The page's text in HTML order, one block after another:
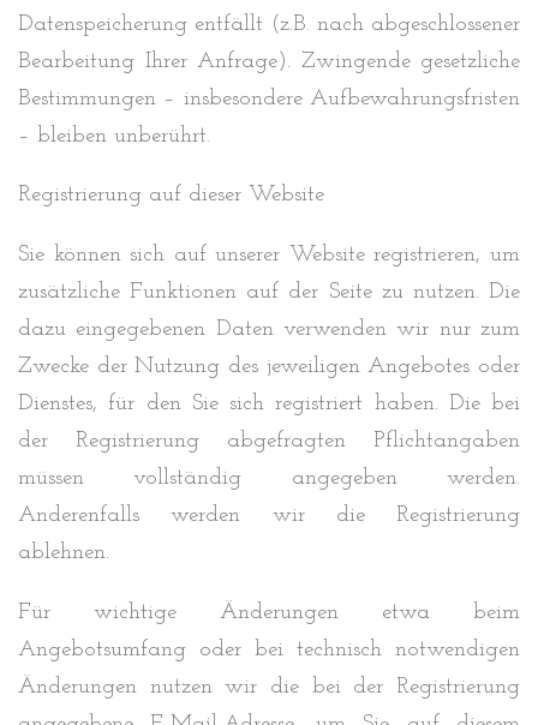
Datenspeicherung entfällt (z.B. nach abgeschlossener
Bearbeitung Ihrer Anfrage). Zwingende gesetzliche
Bestimmungen – insbesondere Aufbewahrungsfristen
– bleiben unberührt.
Registrierung auf dieser Website
Sie können sich auf unserer Website registrieren, um
zusätzliche Funktionen auf der Seite zu nutzen. Die
dazu eingegebenen Daten verwenden wir nur zum
Zwecke der Nutzung des jeweiligen Angebotes oder
Dienstes, für den Sie sich registriert haben. Die bei
der Registrierung abgefragten Pflichtangaben
müssen vollständig angegeben werden.
Anderenfalls werden wir die Registrierung
ablehnen.
Für wichtige Änderungen etwa beim
Angebotsumfang oder bei technisch notwendigen
Änderungen nutzen wir die bei der Registrierung